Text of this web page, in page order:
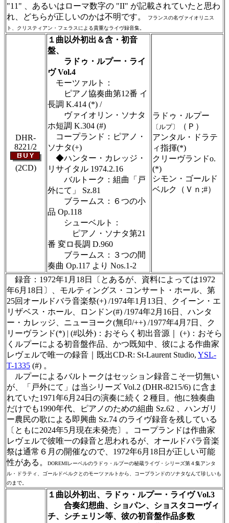
"11" 、あるいはローマ数字の "II" が記載されていたと思わ
れ、どちらが正しいのかは不明です。
フランスの名ヴァイオリニス
ト、クリスティアン・フェラスによる貴重なライヴ録音集。
DHR-
8221/2
(2CD)
１曲以外初出＆含・初音
盤、
ラドゥ・ルプー・ライ
ヴ Vol.4
モーツァルト：
ピアノ協奏曲第12番 イ
長調 K.414 (*) /
ヴァイオリン・ソナタ
ホ短調 K.304 (#)
コープランド：ピアノ・
ソナタ(+)
◆ハンター・カレッジ・
リサイタル 1974.2.16
バルトーク：組曲「戸
外にて」 Sz.81
ブラームス：６つの小
品 Op.118
シューベルト：
ピアノ・ソナタ第21
番 変ロ長調 D.960
ブラームス：３つの間
奏曲 Op.117 より Nos.1-2
ラドゥ・ルプー
〔ルプ〕
（Ｐ）
アンタル・ドラテ
ィ指揮(*)
クリーヴランドo.
(*)
シモン・ゴールド
ベルク（Ｖｎ;#）
録音：1972年1月18日〔とあるが、資料によっては1972
年6月18日〕、モルティングス・コンサート・ホール、第
25回オールドバラ音楽祭(+) /1974年1月13日、クイーン・エ
リザベス・ホール、ロンドン(#) /1974年2月16日、ハンタ
ー・カレッジ、ニューヨーク(無印/++) /1977年4月7日、ク
リーヴランド(*) | (#以外)：おそらく初出音源｜ (+)：おそら
くルプーによる初音盤作品、かつ既知中、彼による作曲家
レヴェルで唯一の録音｜既出CD-R: St-Laurent Studio, YSL-
T-1335 (#) 。
ルプーによるバルトークはセッション録音こそ一切無い
が、「戸外にて」は当シリーズ Vol.2 (DHR-8215/6) に含ま
れていた1971年6月24日の演奏に続く２種目。他に独奏曲
だけでも1990年代、ピアノのための組曲 Sz.62 、ハンガリ
ー農民の歌による即興曲 Sz.74 のライヴ録音を残している
〔ともに2024年5月現在未発売〕。コープランドは作曲家
レヴェルで彼唯一の録音と思われるが、オールドバラ音楽
祭は通常６月の開催なので、1972年6月18日が正しい可能
性がある。
DOREMIレーベルのラドゥ・ルプーの秘蔵ライヴ・シリーズ第４集アンタ
ル・ドラティ、ゴールドベルクとのモーツァルトから、コープランドのソナタなんて珍しいも
のまで。
１曲以外初出、ラドゥ・ルプー・ライヴ Vol.3
合奏幻想曲、ショパン、ショスタコーヴィ
チ、シチェリン等、彼の初音盤作品多数